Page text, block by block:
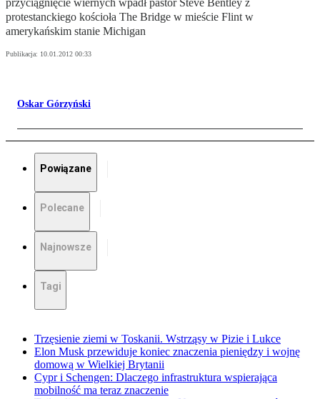
przyciągnięcie wiernych wpadł pastor Steve Bentley z
protestanckiego kościoła The Bridge w mieście Flint w
amerykańskim stanie Michigan
Publikacja: 10.01.2012 00:33
Oskar Górzyński
Powiązane
Polecane
Najnowsze
Tagi
Trzęsienie ziemi w Toskanii. Wstrząsy w Pizie i Lukce
Elon Musk przewiduje koniec znaczenia pieniędzy i wojnę
domową w Wielkiej Brytanii
Cypr i Schengen: Dlaczego infrastruktura wspierająca
mobilność ma teraz znaczenie